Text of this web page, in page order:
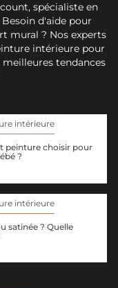
spécialiste en
d'aide pour
mural ? Nos experts
intérieure pour
tendances
intérieure
peinture choisir pour
?
intérieure
satinée ? Quelle